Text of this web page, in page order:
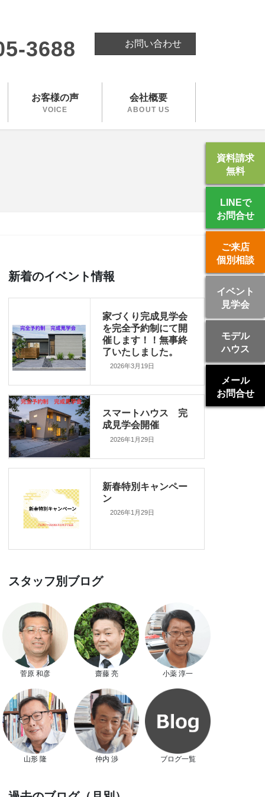
3688 お問い合わせ
お客様の声
VOICE
会社概要
ABOUT US
新着のイベント情報
家づくり完成見学会
を完全予約制にて開
催します！！無事終
了いたしました。
2026年3月19日
スマートハウス 完
成見学会開催
2026年1月29日
新春特別キャンペー
ン
2026年1月29日
スタッフ別ブログ
菅原 和彦 齋藤 亮 小薬 淳一
山形 隆 仲内 渉 ブログ一覧
資料請求
無料
LINEで
お問合せ
ご来店
個別相談
イベント
見学会
モデル
ハウス
メール
お問合せ